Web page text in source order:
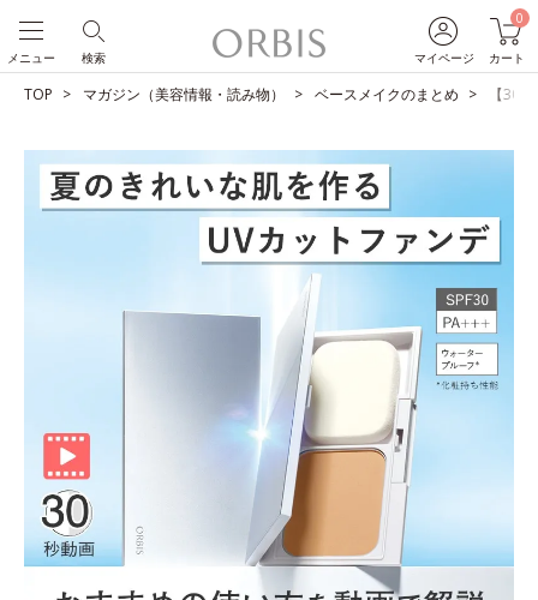
マイページ
0
カート
検索
メニュー
TOP マガジン（美容情報・読み物） ベースメイクのまとめ 【30